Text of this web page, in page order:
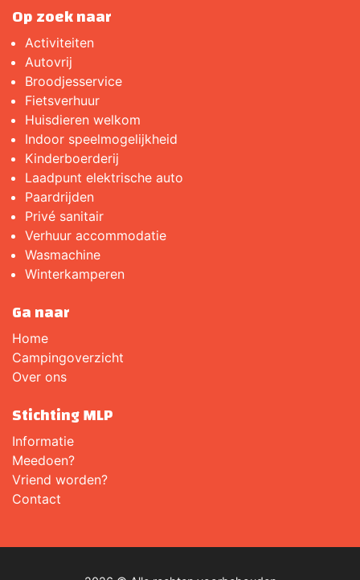
Op zoek naar
Activiteiten
Autovrij
Broodjes­service
Fietsverhuur
Huisdieren welkom
Indoor speelmogelijkheid
Kinderboerderij
Laadpunt elektrische auto
Paardrijden
Privé sanitair
Verhuur accommodatie
Wasmachine
Winterkamperen
Ga naar
Home
Campingoverzicht
Over ons
Stichting MLP
Informatie
Meedoen?
Vriend worden?
Contact